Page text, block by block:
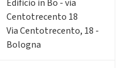
Edificio in Bo - via
Centotrecento 18
Via Centotrecento, 18 -
Bologna